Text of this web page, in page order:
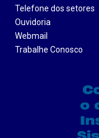
Telefone dos setores
Ouvidoria
Webmail
Trabalhe Conosco